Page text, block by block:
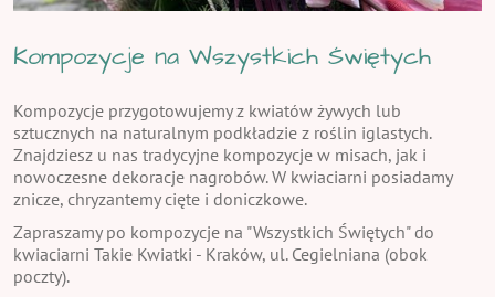
Kompozycje na Wszystkich Świętych
Kompozycje przygotowujemy z kwiatów żywych lub
sztucznych na naturalnym podkładzie z roślin iglastych.
Znajdziesz u nas tradycyjne kompozycje w misach, jak i
nowoczesne dekoracje nagrobów. W kwiaciarni posiadamy
znicze, chryzantemy cięte i doniczkowe.
Zapraszamy po kompozycje na "Wszystkich Świętych" do
kwiaciarni Takie Kwiatki - Kraków, ul. Cegielniana (obok
poczty).